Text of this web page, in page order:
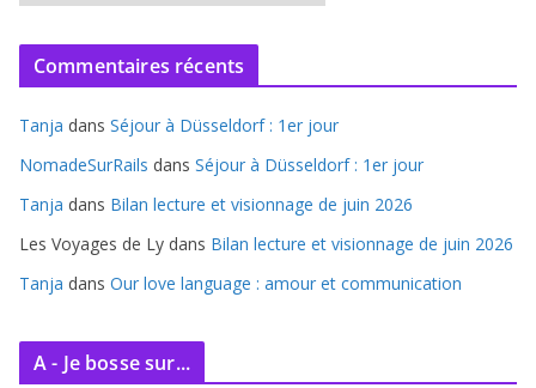
r
c
v
e
s
Commentaires récents
Tanja dans Séjour à Düsseldorf : 1er jour
NomadeSurRails dans Séjour à Düsseldorf : 1er jour
Tanja dans Bilan lecture et visionnage de juin 2026
Les Voyages de Ly dans Bilan lecture et visionnage de juin 2026
Tanja dans Our love language : amour et communication
A - Je bosse sur...